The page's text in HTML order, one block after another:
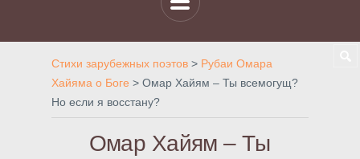
Стихи зарубежных поэтов > Рубаи Омара
Хайяма о Боге > Омар Хайям – Ты всемогущ?
Но если я восстану?
Омар Хайям – Ты